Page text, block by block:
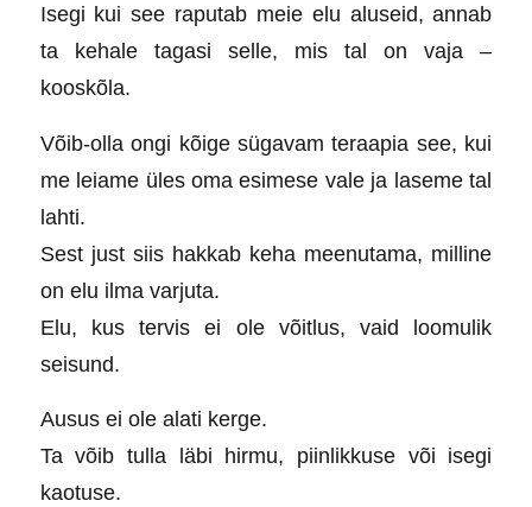
Isegi kui see raputab meie elu aluseid, annab
ta kehale tagasi selle, mis tal on vaja –
kooskõla.
Võib-olla ongi kõige sügavam teraapia see, kui
me leiame üles oma esimese vale ja laseme tal
lahti.
Sest just siis hakkab keha meenutama, milline
on elu ilma varjuta.
Elu, kus tervis ei ole võitlus, vaid loomulik
seisund.
Ausus ei ole alati kerge.
Ta võib tulla läbi hirmu, piinlikkuse või isegi
kaotuse.